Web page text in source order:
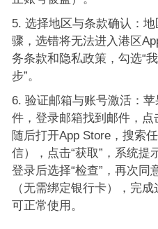
选择地区与条款确认：地
骤，选错将无法进入港区
务条款和隐私政策，勾选“
步”。
验证邮箱与账号激活：
件，登录邮箱找到邮件，点
随后打开App Store，搜索
信），点击“获取”，系统提
登录后选择“检查”，再次同
（无需绑定银行卡），完
可正常使用。